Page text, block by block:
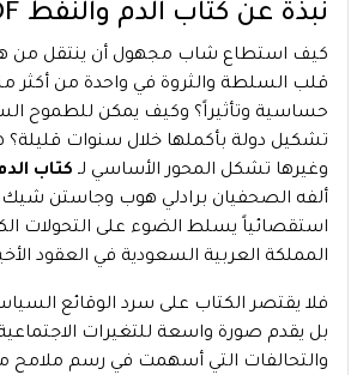
نبذة عن كتاب الدم والنفط PDF
كيف استطاع شاب مجهول أن ينتقل من
قلب السلطة والثروة في واحدة من أكثر
حساسية وتأثيراً؟ وكيف يمكن للطموح
تشكيل دولة بأكملها خلال سنوات قليلة؟
وغيرها تشكل المحور الأساسي لـ كتاب
ألفه الصحفيان برادلي هوب وجاستن
استقصائياً يسلط الضوء على التحولات
المملكة العربية السعودية في العقود
فلا يقتصر الكتاب على سرد الوقائع
بل يقدم صورة واسعة للتغيرات الاجتماعية
والتحالفات التي أسهمت في رسم ملامح